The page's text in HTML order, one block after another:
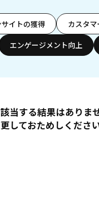
イトの獲得 カスタ
エンゲージメント向上
当する結果はありま
しておためしください